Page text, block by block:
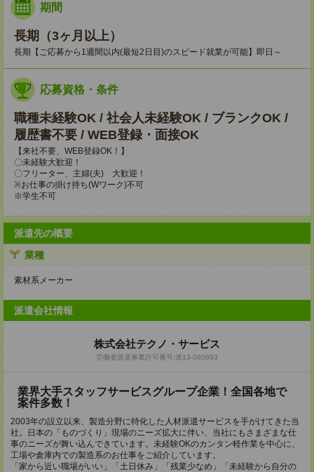
期間
長期（3ヶ月以上）
長期【ご応募から1週間以内(最短2日目)のスピード就業が可能】即日～
応募資格・条件
職種未経験OK / 社会人未経験OK / ブランクOK /
履歴書不要 / WEB登録・面接OK
【来社不要、WEB登録OK！】
〇未経験大歓迎！
〇フリーター、主婦(夫) 大歓迎！
※お仕事の掛け持ち(Wワーク)不可
※学生不可
派遣先の概要
業種
素材系メーカー
派遣会社情報
株式会社テクノ・サービス
労働者派遣事業許可番号:派13-080693
業界大手スタッフサービスグループ企業！全国各地で
案件多数！
2003年の設立以来、製造分野に特化した人材派遣サービスを手がけてきた当
社。日本の「ものづくり」現場のニーズ拡大に伴い、当社にもさまざまな仕
事のニーズが舞い込んできています。未経験OKのカンタン軽作業を中心に、
工場や倉庫内での製造系のお仕事をご紹介しています。
「家から近い職場がいい」「土日休み」「残業少なめ」「未経験から自分の